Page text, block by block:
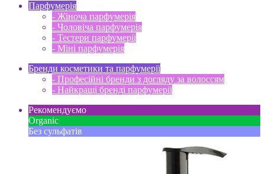
Парфумерія
- Жіноча парфумерія
- Чоловіча парфумерія
- Тестери парфумерії
- Міні парфумерія
Бренди косметики та парфумерії
- Професійні бренди з догляду за волоссям
- Найкращі бренді парфумерії
Рекомендуємо
Оrganic
Без сульфатів